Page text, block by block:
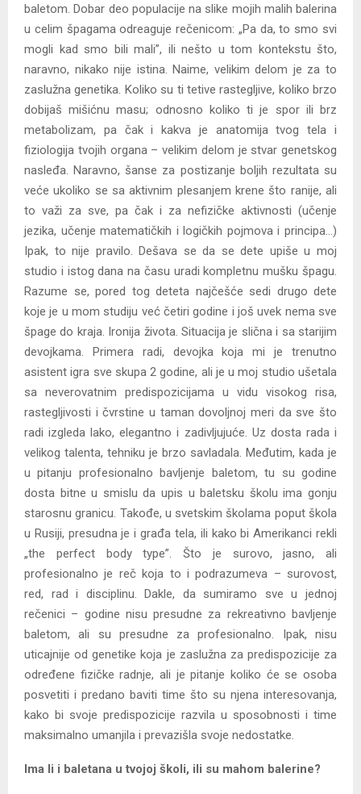
baletom. Dobar deo populacije na slike mojih malih balerina
u celim špagama odreaguje rečenicom: „Pa da, to smo svi
mogli kad smo bili mali”, ili nešto u tom kontekstu što,
naravno, nikako nije istina. Naime, velikim delom je za to
zaslužna genetika. Koliko su ti tetive rastegljive, koliko brzo
dobijaš mišićnu masu; odnosno koliko ti je spor ili brz
metabolizam, pa čak i kakva je anatomija tvog tela i
fiziologija tvojih organa – velikim delom je stvar genetskog
nasleđa. Naravno, šanse za postizanje boljih rezultata su
veće ukoliko se sa aktivnim plesanjem krene što ranije, ali
to važi za sve, pa čak i za nefizičke aktivnosti (učenje
jezika, učenje matematičkih i logičkih pojmova i principa…)
Ipak, to nije pravilo. Dešava se da se dete upiše u moj
studio i istog dana na času uradi kompletnu mušku špagu.
Razume se, pored tog deteta najčešće sedi drugo dete
koje je u mom studiju već četiri godine i još uvek nema sve
špage do kraja. Ironija života. Situacija je slična i sa starijim
devojkama. Primera radi, devojka koja mi je trenutno
asistent igra sve skupa 2 godine, ali je u moj studio ušetala
sa neverovatnim predispozicijama u vidu visokog risa,
rastegljivosti i čvrstine u taman dovoljnoj meri da sve što
radi izgleda lako, elegantno i zadivljujuće. Uz dosta rada i
velikog talenta, tehniku je brzo savladala. Međutim, kada je
u pitanju profesionalno bavljenje baletom, tu su godine
dosta bitne u smislu da upis u baletsku školu ima gonju
starosnu granicu. Takođe, u svetskim školama poput škola
u Rusiji, presudna je i građa tela, ili kako bi Amerikanci rekli
„the perfect body type”. Što je surovo, jasno, ali
profesionalno je reč koja to i podrazumeva – surovost,
red, rad i disciplinu. Dakle, da sumiramo sve u jednoj
rečenici – godine nisu presudne za rekreativno bavljenje
baletom, ali su presudne za profesionalno. Ipak, nisu
uticajnije od genetike koja je zaslužna za predispozicije za
određene fizičke radnje, ali je pitanje koliko će se osoba
posvetiti i predano baviti time što su njena interesovanja,
kako bi svoje predispozicije razvila u sposobnosti i time
maksimalno umanjila i prevazišla svoje nedostatke.
Ima li i baletana u tvojoj školi, ili su mahom balerine?